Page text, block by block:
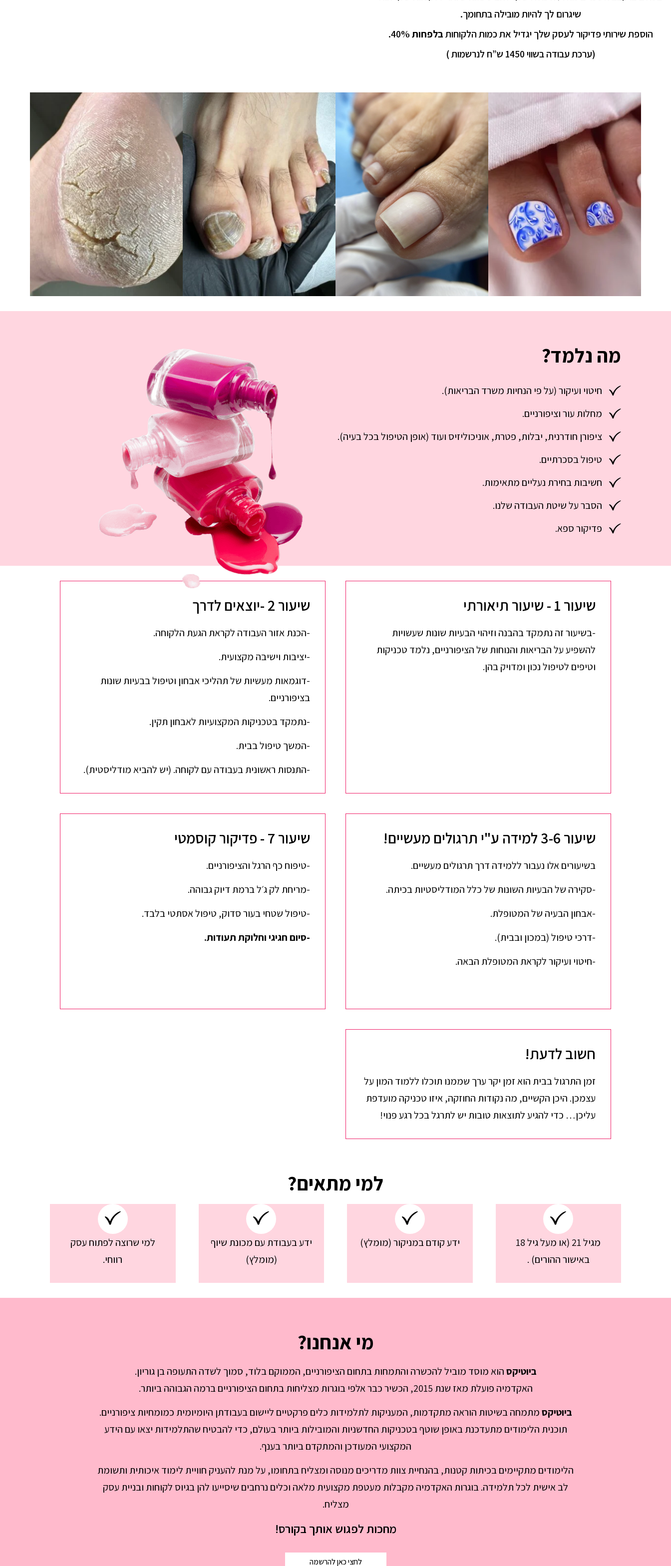
שיגרום לך להיות מובילה בתחומך.
הוספת שירותי פדיקור לעסק שלך יגדיל את כמות הלקוחותבלפחות
(ערכת עבודה בשווי 1450 ש”ח לנרשמות )
מה נלמד?
חיטוי ועיקור (על פי הנחיות משרד הבריאות).
מחלות עור וציפורניים.
ציפורן חודרנית, יבלות, פטרת, אוניכוליזיס ועוד (אופן הטיפול בכל בעיה).
טיפול בסכרתיים.
חשיבות בחירת נעליים מתאימות.
הסבר על שיטת העבודה שלנו.
פדיקור ספא.
שיעור 1 - שיעור תיאורתי
-בשיעור זה נתמקד בהבנה וזיהוי הבעיות שונות שעשויות
להשפיע על הבריאות והנוחות של הציפורניים, נלמד טכניקות
וטיפים לטיפול נכון ומדויק בהן.
שיעור 2 -יוצאים לדרך
-הכנת אזור העבודה לקראת הגעת הלקוחה.
-יציבות וישיבה מקצועית.
-דוגמאות מעשיות של תהליכי אבחון וטיפול בבעיות שונות
בציפורניים.
-נתמקד בטכניקות המקצועיות לאבחון תקין.
-המשך טיפול בבית.
-התנסות ראשונית בעבודה עם לקוחה. (יש להביא מודליסטית).
שיעור 3-6 למידה ע"י תרגולים מעשיים!
בשיעורים אלו נעבור ללמידה דרך תרגולים מעשיים.
-סקירה של הבעיות השונות של כלל המודליסטיות בכיתה.
-אבחון הבעיה של המטופלת.
-דרכי טיפול (במכון ובבית).
-חיטוי ועיקור לקראת המטופלת הבאה.
שיעור 7 - פדיקור קוסמטי
-טיפוח כף הרגל והציפורניים.
-מריחת לק ג׳ל ברמת דיוק גבוהה.
-טיפול שטחי בעור סדוק, טיפול אסתטי בלבד.
-סיום חגיגי וחלוקת תעודות.
חשוב לדעת!
זמן התרגול בבית הוא זמן יקר ערך שממנו תוכלו ללמוד המון על
עצמכן. היכן הקשיים, מה נקודות החוזקה, איזו טכניקה מועדפת
עליכן… כדי להגיע לתוצאות טובות יש לתרגל בכל רגע פנוי!
למי מתאים?
מגיל 21 (או מעל גיל 18
באישור ההורים) .
ידע קודם במניקור (מומלץ)
ידע בעבודת עם מכונת שיוף
(מומלץ)
למי שרוצה לפתוח עסק
רווחי.
מי אנחנו?
ביוטיקסהוא מוסד מוביל להכשרה והתמחות בתחום הציפורניים, הממוקם בלוד, סמוך לשדה התעופה בן גוריון.
האקדמיה פועלת מאז שנת 2015, הכשיר כבר אלפי בוגרות מצליחות בתחום הציפורניים ברמה הגבוהה ביותר.
ביוטיקסמתמחה בשיטות הוראה מתקדמות, המעניקות לתלמידות כלים פרקטיים ליישום בעבודתן היומיומית כמומחיות ציפורניים.
תוכנית הלימודים מתעדכנת באופן שוטף בטכניקות החדשניות והמובילות ביותר בעולם, כדי להבטיח שהתלמידות יצאו עם הידע
המקצועי המעודכן והמתקדם ביותר בענף.
הלימודים מתקיימים בכיתות קטנות, בהנחיית צוות מדריכים מנוסה ומצליח בתחומו, על מנת להעניק חוויית לימוד איכותית ותשומת
לב אישית לכל תלמידה. בוגרות האקדמיה מקבלות מעטפת מקצועית מלאה וכלים נרחבים שיסייעו להן בגיוס לקוחות ובניית עסק
מצליח.
מחכות לפגוש אותך בקורס!
לחצי כאן להרשמה